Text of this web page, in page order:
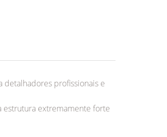
profissionais e
extremamente forte